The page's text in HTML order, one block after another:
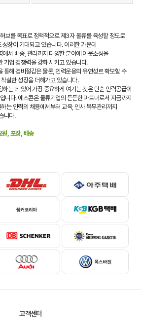
브를 목표로 정책적으로 제3자 물류를 육성할 정도로
장이 기대되고 있습니다. 이러한 가운데
서 배송, 관리까지 다양한 분야에 아웃소싱을
기업 경쟁력을 강화 시키고 있습니다.
통해 경비절감은 물론, 인력운용의 유연성르 확보할 수
실한 성장을 더해가고 있습니다.
는 데 있어 가장 중요하게 여기는 것은 단순 인력공급이
니다. 예스콘은 물류기업의 든든한 파트너로서 지금까지
는 인력의 채용에서부터 교육, 인사 복무관리까지
니다.
원, 포장, 배송
고객센터